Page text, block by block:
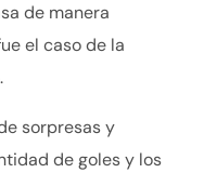
de manera
el caso de la
sorpresas y
de goles y los